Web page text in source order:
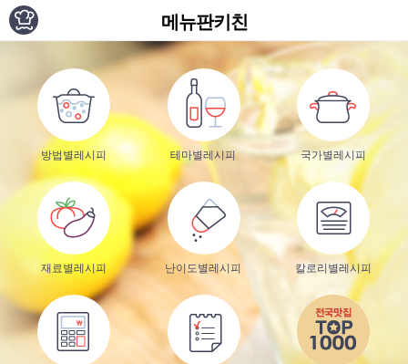
메뉴판키친
방법별레시피 테마별레시피 국가별레시피
재료별레시피 난이도별레시피 칼로리별레시피